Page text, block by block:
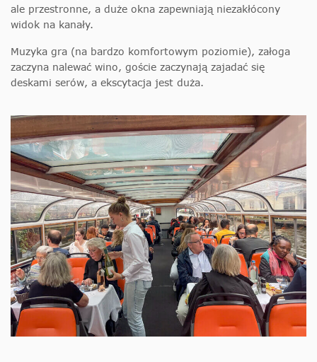
ale przestronne, a duże okna zapewniają niezakłócony
widok na kanały.
Muzyka gra (na bardzo komfortowym poziomie), załoga
zaczyna nalewać wino, goście zaczynają zajadać się
deskami serów, a ekscytacja jest duża.